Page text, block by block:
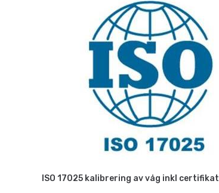
ISO 17025 kalibrering av våg inkl certifikat